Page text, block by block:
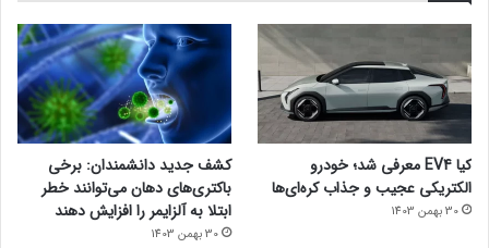
کیا EV4 معرفی شد؛ خودرو
الکتریکی عجیب و جذاب کره‌ای‌ها
30 بهمن 1403
کشف جدید دانشمندان: برخی
باکتری‌های دهان می‌توانند خطر
ابتلا به آلزایمر را افزایش دهند
30 بهمن 1403